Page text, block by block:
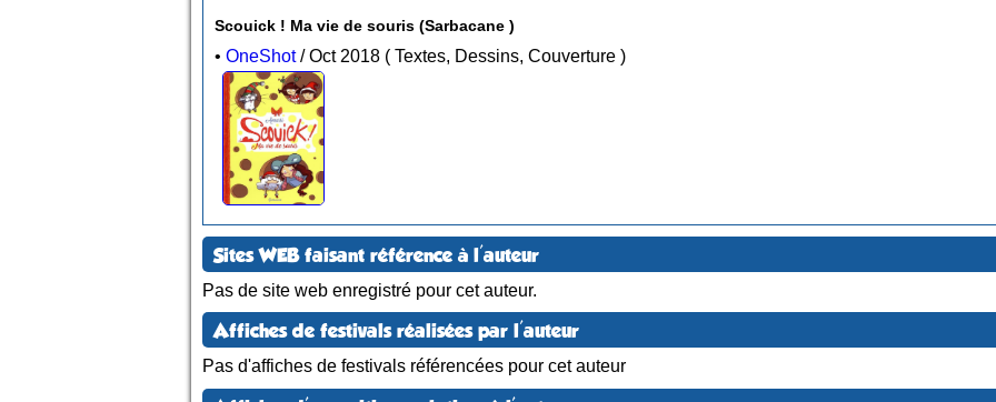
Scouick ! Ma vie de souris (Sarbacane )
• OneShot / Oct 2018 ( Textes, Dessins, Couverture )
Sites WEB faisant référence à l'auteur
Pas de site web enregistré pour cet auteur.
Affiches de festivals réalisées par l'auteur
Pas d'affiches de festivals référencées pour cet auteur